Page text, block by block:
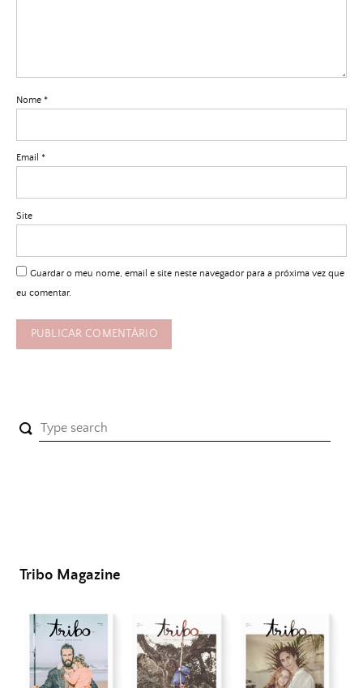
Nome *
Email *
Site
Guardar o meu nome, email e site neste navegador para a próxima vez que
eu comentar.
Tribo Magazine